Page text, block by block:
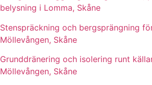
belysning i Lomma, Skåne
Stenspräckning och bergsprängning
Möllevången, Skåne
Grunddränering och isolering runt
Möllevången, Skåne